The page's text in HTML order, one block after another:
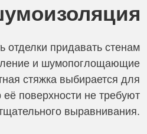
отделки придавать стенам
и шумопоглощающие
стяжка выбирается для
её поверхности не требуют
выравнивания.